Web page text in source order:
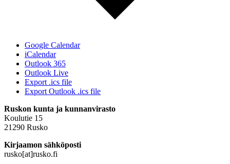
Google Calendar
iCalendar
Outlook 365
Outlook Live
Export .ics file
Export Outlook .ics file
Ruskon kunta ja kunnanvirasto
Koulutie 15
21290 Rusko
Kirjaamon sähköposti
rusko[at]rusko.fi